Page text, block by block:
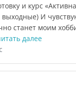
и курс
выходные) И
станет моим
далее